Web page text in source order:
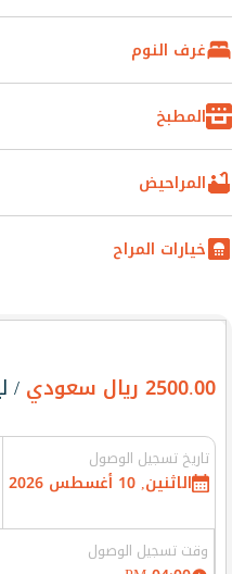
غرف النوم
المطبخ
المراحيض
خيارات المراح
2500.00 ريال سعودي /
تاريخ تسجيل الوصول
الاثنين, 10 أغسطس 2026
وقت تسجيل الوصول